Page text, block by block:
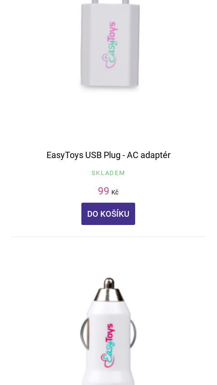
EasyToys USB Plug - AC adaptér
SKLADEM
99 Kč
DO KOŠÍKU